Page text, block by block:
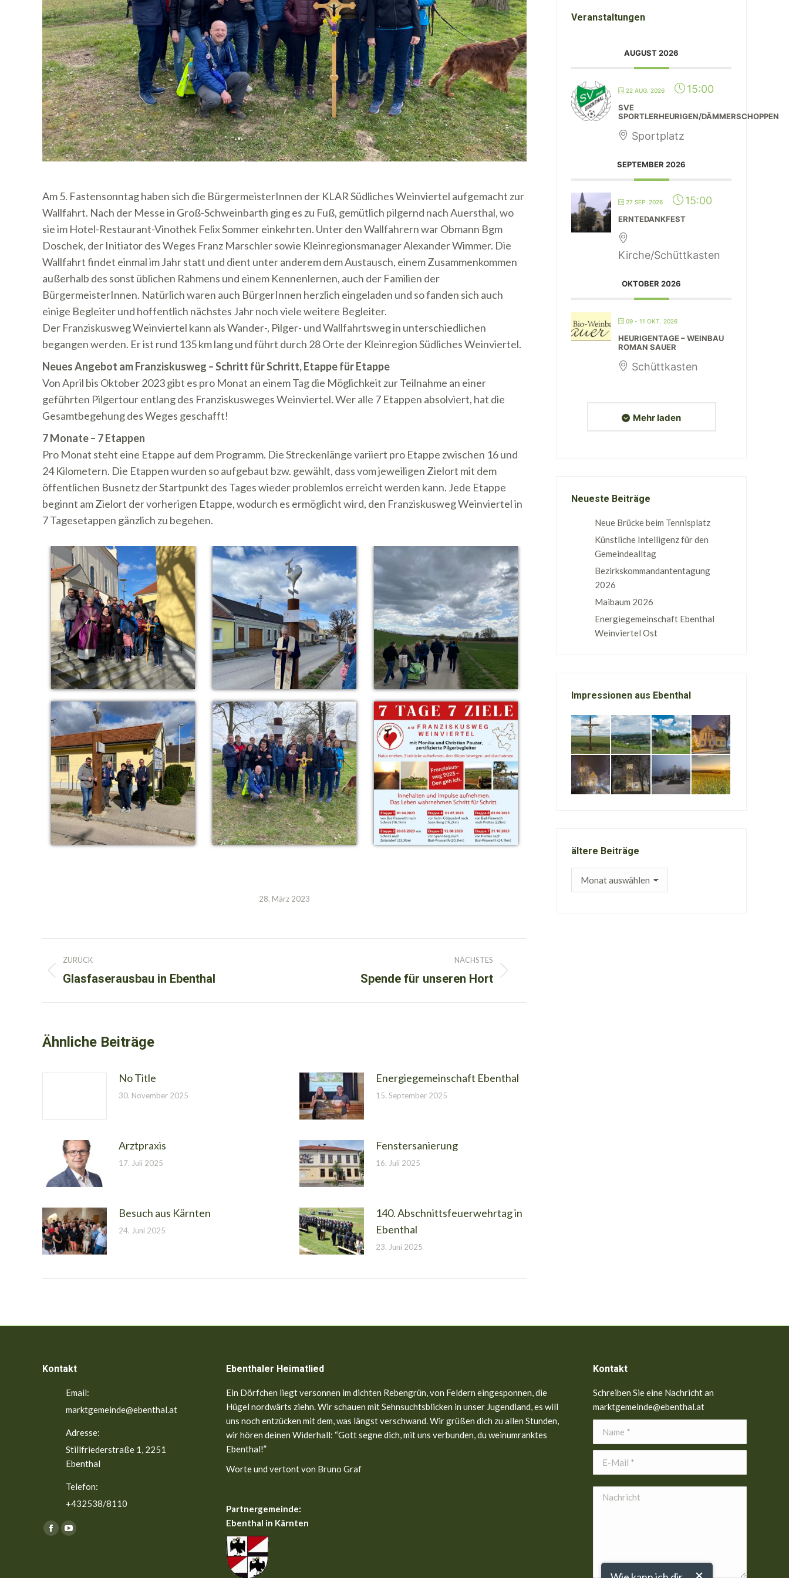
Am 5. Fastensonntag haben sich die BürgermeisterInnen der KLAR Südliches Weinviertel aufgemacht zur
Wallfahrt. Nach der Messe in Groß-Schweinbarth ging es zu Fuß, gemütlich pilgernd nach Auersthal, wo
sie im Hotel-Restaurant-Vinothek Felix Sommer einkehrten. Unter den Wallfahrern war Obmann Bgm
Doschek, der Initiator des Weges Franz Marschler sowie Kleinregionsmanager Alexander Wimmer. Die
Wallfahrt findet einmal im Jahr statt und dient unter anderem dem Austausch, einem Zusammenkommen
außerhalb des sonst üblichen Rahmens und einem Kennenlernen, auch der Familien der
BürgermeisterInnen. Natürlich waren auch BürgerInnen herzlich eingeladen und so fanden sich auch
einige Begleiter und hoffentlich nächstes Jahr noch viele weitere Begleiter.
Der Franziskusweg Weinviertel kann als Wander-, Pilger- und Wallfahrtsweg in unterschiedlichen
begangen werden. Er ist rund 135 km lang und führt durch 28 Orte der Kleinregion Südliches Weinviertel.
Neues Angebot am Franziskusweg – Schritt für Schritt, Etappe für Etappe
Von April bis Oktober 2023 gibt es pro Monat an einem Tag die Möglichkeit zur Teilnahme an einer
geführten Pilgertour entlang des Franziskusweges Weinviertel. Wer alle 7 Etappen absolviert, hat die
Gesamtbegehung des Weges geschafft!
7 Monate – 7 Etappen
Pro Monat steht eine Etappe auf dem Programm. Die Streckenlänge variiert pro Etappe zwischen 16 und
24 Kilometern. Die Etappen wurden so aufgebaut bzw. gewählt, dass vom jeweiligen Zielort mit dem
öffentlichen Busnetz der Startpunkt des Tages wieder problemlos erreicht werden kann. Jede Etappe
beginnt am Zielort der vorherigen Etappe, wodurch es ermöglicht wird, den Franziskusweg Weinviertel in
7 Tagesetappen gänzlich zu begehen.
28. März 2023
Kommentarnavigation
ZURÜCK
Vorheriger
Glasfaserausbau in Ebenthal
NÄCHSTES
Spende für unseren Hort
Ähnliche Beiträge
No Title
30. November 2025
Energiegemeinschaft Ebenthal
15. September 2025
Arztpraxis
17. Juli 2025
Fenstersanierung
16. Juli 2025
Besuch aus Kärnten
24. Juni 2025
140. Abschnittsfeuerwehrtag in
Ebenthal
23. Juni 2025
Veranstaltungen
AUGUST 2026
22 AUG. 2026 15:00
SVE
SPORTLERHEURIGEN/DÄMMERSCHOPPEN
Sportplatz
SEPTEMBER 2026
27 SEP. 2026 15:00
ERNTEDANKFEST
Kirche/Schüttkasten
OKTOBER 2026
09 - 11 OKT. 2026
HEURIGENTAGE – WEINBAU
ROMAN SAUER
Schüttkasten
Mehr laden
Neueste Beiträge
Neue Brücke beim Tennisplatz
Künstliche Intelligenz für den
Gemeindealltag
Bezirkskommandantentagung
2026
Maibaum 2026
Energiegemeinschaft Ebenthal
Weinviertel Ost
Impressionen aus Ebenthal
ältere Beiträge
Kontakt
Email:
marktgemeinde@ebenthal.at
Adresse:
Stillfriederstraße 1, 2251
Ebenthal
Telefon:
+432538/8110
Finden Sie uns auf:
FacebookYouTube
Ebenthaler Heimatlied
Ein Dörfchen liegt versonnen im dichten Rebengrün, von Feldern eingesponnen, die
Hügel nordwärts ziehn. Wir schauen mit Sehnsuchtsblicken in unser Jugendland, es will
uns noch entzücken mit dem, was längst verschwand. Wir grüßen dich zu allen Stunden,
wir hören deinen Widerhall: “Gott segne dich, mit uns verbunden, du weinumranktes
Ebenthal!”
Worte und vertont von Bruno Graf
Partnergemeinde:
Ebenthal in Kärnten
Kontakt
Schreiben Sie eine Nachricht an
marktgemeinde@ebenthal.at
Nachricht